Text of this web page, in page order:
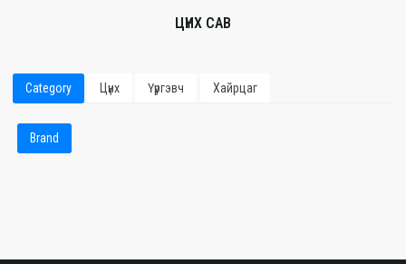
ЦҮНХ САВ
Category Цүнх Үүргэвч Хайрцаг
Brand